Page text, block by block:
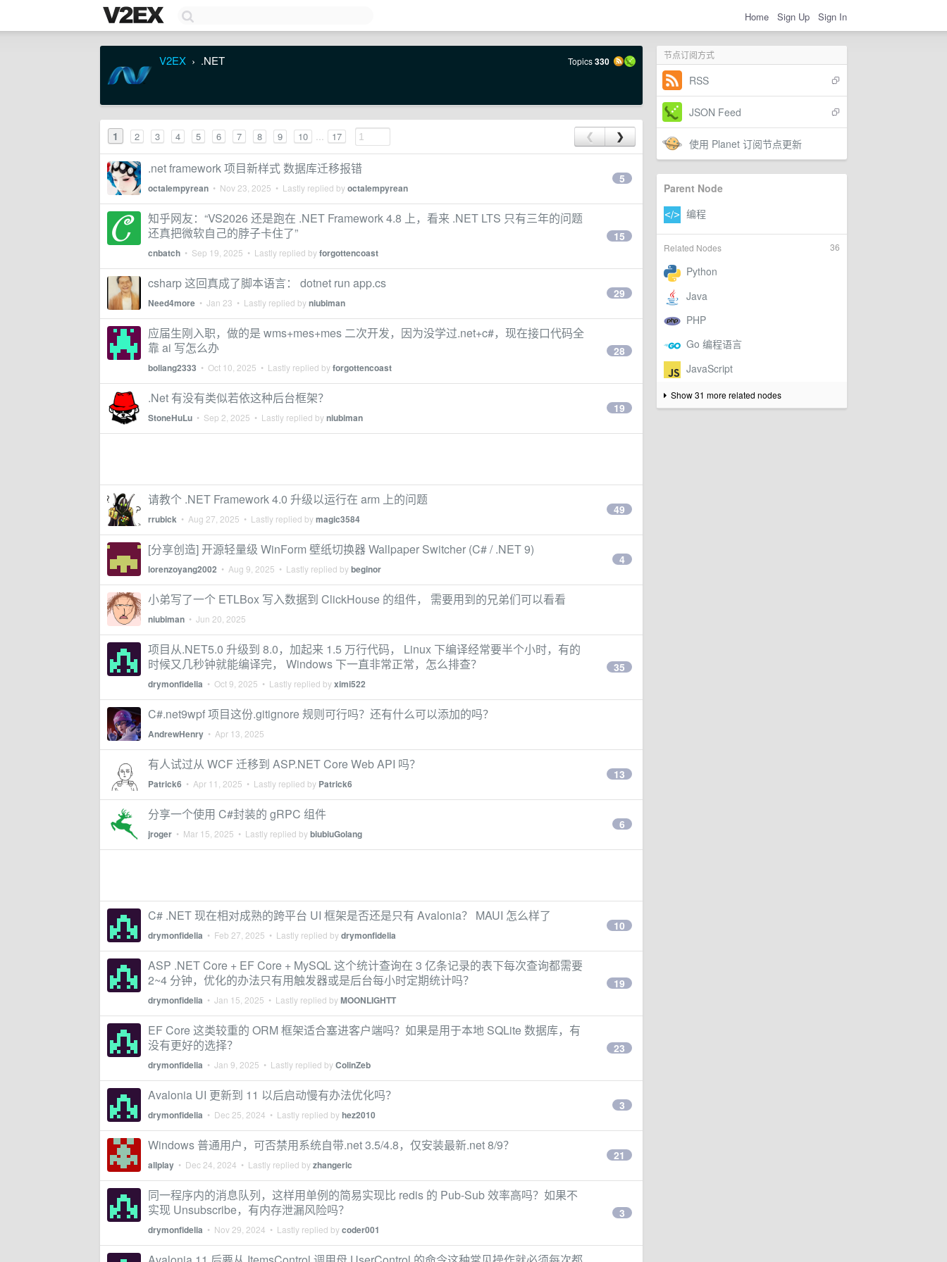
Home Sign Up Sign In
节点订阅方式
RSS
JSON Feed
使用 Planet 订阅节点更新
Parent Node
36
Related Nodes
Show 31 more related nodes
V2EX › .NET Topics330
1 2 3 4 5 6 7 8 9 10 ... 17 ❮ ❯
.net framework 项目新样式 数据库迁移报错
octalempyrean • Nov 23, 2025 • Lastly replied byoctalempyrean
5
知乎网友：“VS2026 还是跑在 .NET Framework 4.8 上，看来 .NET LTS 只有三年的问题
还真把微软自己的脖子卡住了”
cnbatch • Sep 19, 2025 • Lastly replied byforgottencoast
15
csharp 这回真成了脚本语言： dotnet run app.cs
Need4more • Jan 23 • Lastly replied byniubiman
29
应届生刚入职，做的是 wms+mes+mes 二次开发，因为没学过.net+c#，现在接口代码全
靠 ai 写怎么办
boliang2333 • Oct 10, 2025 • Lastly replied byforgottencoast
28
.Net 有没有类似若依这种后台框架？
StoneHuLu • Sep 2, 2025 • Lastly replied byniubiman
19
请教个 .NET Framework 4.0 升级以运行在 arm 上的问题
rrubick • Aug 27, 2025 • Lastly replied bymagic3584
49
[分享创造] 开源轻量级 WinForm 壁纸切换器 Wallpaper Switcher (C# / .NET 9)
lorenzoyang2002 • Aug 9, 2025 • Lastly replied bybeginor
4
小弟写了一个 ETLBox 写入数据到 ClickHouse 的组件， 需要用到的兄弟们可以看看
niubiman • Jun 20, 2025
项目从.NET5.0 升级到 8.0，加起来 1.5 万行代码， Linux 下编译经常要半个小时，有的
时候又几秒钟就能编译完， Windows 下一直非常正常，怎么排查？
drymonfidelia • Oct 9, 2025 • Lastly replied byximi522
35
C#.net9wpf 项目这份.gitignore 规则可行吗？还有什么可以添加的吗？
AndrewHenry • Apr 13, 2025
有人试过从 WCF 迁移到 ASP.NET Core Web API 吗？
Patrick6 • Apr 11, 2025 • Lastly replied by Patrick6
13
分享一个使用 C#封装的 gRPC 组件
jroger • Mar 15, 2025 • Lastly replied bybiubiuGolang
6
C# .NET 现在相对成熟的跨平台 UI 框架是否还是只有 Avalonia？ MAUI 怎么样了
drymonfidelia • Feb 27, 2025 • Lastly replied bydrymonfidelia
10
ASP .NET Core + EF Core + MySQL 这个统计查询在 3 亿条记录的表下每次查询都需要
2~4 分钟，优化的办法只有用触发器或是后台每小时定期统计吗？
drymonfidelia • Jan 15, 2025 • Lastly replied byMOONLIGHTT
19
EF Core 这类较重的 ORM 框架适合塞进客户端吗？如果是用于本地 SQLite 数据库，有
没有更好的选择？
drymonfidelia • Jan 9, 2025 • Lastly replied byColinZeb
23
Avalonia UI 更新到 11 以后启动慢有办法优化吗？
drymonfidelia • Dec 25, 2024 • Lastly replied byhez2010
3
Windows 普通用户，可否禁用系统自带.net 3.5/4.8，仅安装最新.net 8/9？
allplay • Dec 24, 2024 • Lastly replied byzhangeric
21
同一程序内的消息队列，这样用单例的简易实现比 redis 的 Pub-Sub 效率高吗？如果不
实现 Unsubscribe，有内存泄漏风险吗？
drymonfidelia • Nov 29, 2024 • Lastly replied bycoder001
3